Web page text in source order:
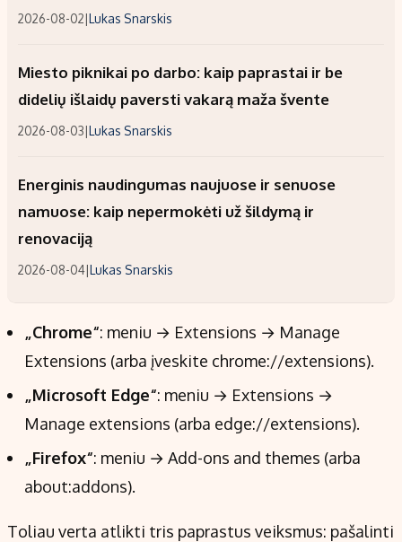
2026-08-02|Lukas Snarskis
Miesto piknikai po darbo: kaip paprastai ir be
didelių išlaidų paversti vakarą maža švente
2026-08-03|Lukas Snarskis
Energinis naudingumas naujuose ir senuose
namuose: kaip nepermokėti už šildymą ir
renovaciją
2026-08-04|Lukas Snarskis
„Chrome“: meniu → Extensions → Manage
Extensions (arba įveskite chrome://extensions).
„Microsoft Edge“: meniu → Extensions →
Manage extensions (arba edge://extensions).
„Firefox“: meniu → Add-ons and themes (arba
about:addons).
Toliau verta atlikti tris paprastus veiksmus: pašalinti